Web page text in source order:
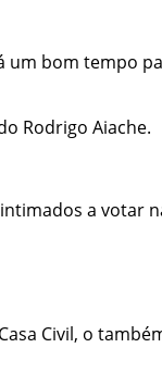
bom tempo
Rodrigo Aiache.
a votar
Civil, o